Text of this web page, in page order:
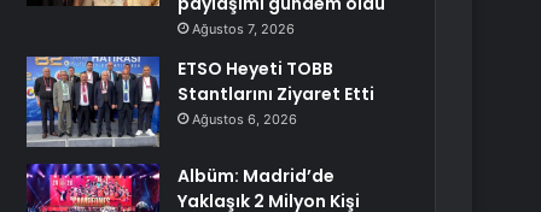
Ağustos 7, 2026
ETSO Heyeti TOBB
Stantlarını Ziyaret Etti
Ağustos 6, 2026
Albüm: Madrid’de
Yaklaşık 2 Milyon Kişi